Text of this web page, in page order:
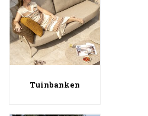
Tuinbanken